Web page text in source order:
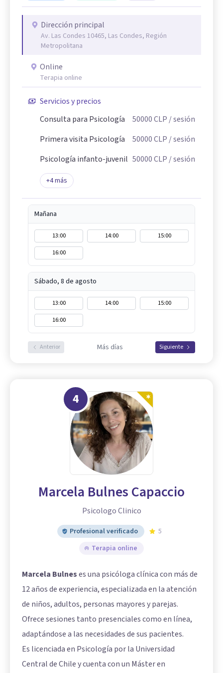
Dirección principal
Av. Las Condes 10465, Las Condes, Región
Metropolitana
Online
Terapia online
Servicios y precios
Consulta para Psicología
50000CLP / sesión
Primera visita Psicología
50000CLP / sesión
Psicología infanto-juvenil 50000CLP / sesión
+4más
Mañana
13:00 14:00
15:00
16:00
Sábado, 8 de agosto
13:00 14:00
15:00
16:00
Anterior Más días Siguiente
4
Marcela Bulnes Capaccio
Psicologo Clinico
Profesional verificado
5
Terapia online
Marcela Bulneses una psicóloga clínica con más de
12 años de experiencia, especializada en la atención
de niños, adultos, personas mayores y parejas.
Ofrece sesiones tanto presenciales como en línea,
adaptándose a las necesidades de sus pacientes.
Es licenciada en Psicología por la Universidad
Central de Chile y cuenta con un Máster en